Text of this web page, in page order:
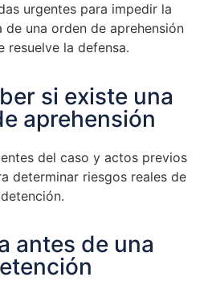
urgentes para impedir la
una orden de aprehensión
resuelve la defensa.
si existe una
aprehensión
del caso y actos previos
determinar riesgos reales de
detención.
antes de una